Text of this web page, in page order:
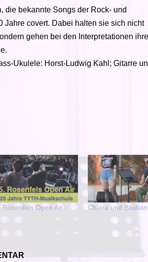
die bekannte Songs der Rock- und
Jahre covert. Dabei halten sie sich nicht
gehen bei den Interpretationen ihre
Ukulele: Horst-Ludwig Kahl; Gitarre
Rosenfels Open Air Chiara und Bastian